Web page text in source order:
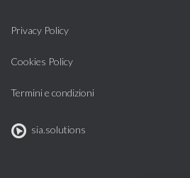
Privacy Policy
Cookies Policy
Termini e condizioni
sia.solutions